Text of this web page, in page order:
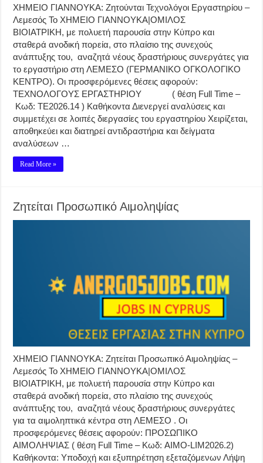
ΧΗΜΕΙΟ ΓΙΑΝΝΟΥΚΑ: Ζητούνται Τεχνολόγοι Εργαστηρίου –
Λεμεσός Το ΧΗΜΕΙΟ ΓΙΑΝΝΟΥΚΑ|ΟΜΙΛΟΣ
ΒΙΟΙΑΤΡΙΚΗ, με πολυετή παρουσία στην Κύπρο και
σταθερά ανοδική πορεία, στο πλαίσιο της συνεχούς
ανάπτυξης του, αναζητά νέους δραστήριους συνεργάτες για
το εργαστήριο στη ΛΕΜΕΣΟ (ΓΕΡΜΑΝΙΚΟ ΟΓΚΟΛΟΓΙΚΟ
ΚΕΝΤΡΟ). Οι προσφερόμενες θέσεις αφορούν:
ΤΕΧΝΟΛΟΓΟΥΣ ΕΡΓΑΣΤΗΡΙΟΥ ( θέση Full Time –
Κωδ: ΤΕ2026.14 ) Καθήκοντα Διενεργεί αναλύσεις και
συμμετέχει σε λοιπές διεργασίες του εργαστηρίου Χειρίζεται,
αποθηκεύει και διατηρεί αντιδραστήρια και δείγματα
αναλύσεων …
Read More »
Ζητείται Προσωπικό Αιμοληψίας
ΧΗΜΕΙΟ ΓΙΑΝΝΟΥΚΑ: Ζητείται Προσωπικό Αιμοληψίας –
Λεμεσός Το ΧΗΜΕΙΟ ΓΙΑΝΝΟΥΚΑ|ΟΜΙΛΟΣ
ΒΙΟΙΑΤΡΙΚΗ, με πολυετή παρουσία στην Κύπρο και
σταθερά ανοδική πορεία, στο πλαίσιο της συνεχούς
ανάπτυξης του, αναζητά νέους δραστήριους συνεργάτες
για τα αιμοληπτικά κέντρα στη ΛΕΜΕΣΟ . Οι
προσφερόμενες θέσεις αφορούν: ΠΡΟΣΩΠΙΚΟ
ΑΙΜΟΛΗΨΙΑΣ ( θέση Full Time – Κωδ: AIMO-LIM2026.2)
Καθήκοντα: Υποδοχή και εξυπηρέτηση εξεταζόμενων Λήψη